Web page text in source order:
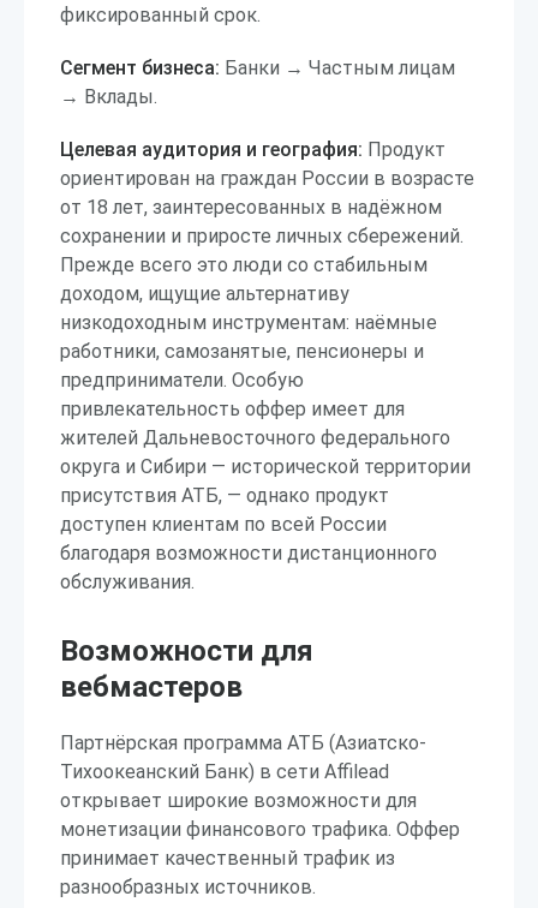
фиксированный срок.
Сегмент бизнеса: Банки → Частным лицам
→ Вклады.
Целевая аудитория и география: Продукт
ориентирован на граждан России в возрасте
от 18 лет, заинтересованных в надёжном
сохранении и приросте личных сбережений.
Прежде всего это люди со стабильным
доходом, ищущие альтернативу
низкодоходным инструментам: наёмные
работники, самозанятые, пенсионеры и
предприниматели. Особую
привлекательность оффер имеет для
жителей Дальневосточного федерального
округа и Сибири — исторической территории
присутствия АТБ, — однако продукт
доступен клиентам по всей России
благодаря возможности дистанционного
обслуживания.
Возможности для
вебмастеров
Партнёрская программа АТБ (Азиатско-
Тихоокеанский Банк) в сети Affilead
открывает широкие возможности для
монетизации финансового трафика. Оффер
принимает качественный трафик из
разнообразных источников.